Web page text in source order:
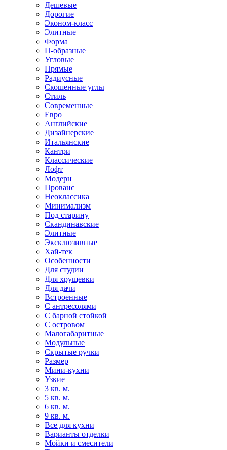
Дешевые
Дорогие
Эконом-класс
Элитные
Форма
П-образные
Угловые
Прямые
Радиусные
Скошенные углы
Стиль
Современные
Евро
Английские
Дизайнерские
Итальянские
Кантри
Классические
Лофт
Модерн
Прованс
Неоклассика
Минимализм
Под старину
Скандинавские
Элитные
Эксклюзивные
Хай-тек
Особенности
Для студии
Для хрущевки
Для дачи
Встроенные
С антресолями
С барной стойкой
С островом
Малогабаритные
Модульные
Скрытые ручки
Размер
Мини-кухни
Узкие
3 кв. м.
5 кв. м.
6 кв. м.
9 кв. м.
Все для кухни
Варианты отделки
Мойки и смесители